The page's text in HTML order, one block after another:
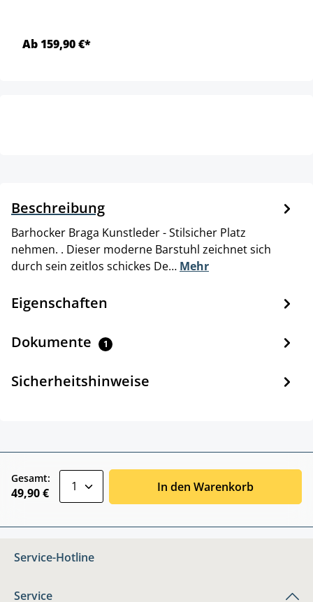
Ab 159,90 €*
Beschreibung
Barhocker Braga Kunstleder - Stilsicher Platz
nehmen. . Dieser moderne Barstuhl zeichnet sich
durch sein zeitlos schickes De… Mehr
Eigenschaften
Dokumente 1
Sicherheitshinweise
Gesamt:
49,90 € In den Warenkorb
Service-Hotline
Service